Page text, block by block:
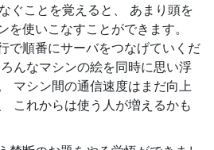
ぐことを覚えると、 あまり頭を
を使いこなすことができます。
で順番にサーバをつなげていくだ
んなマシンの絵を同時に思い浮
マシン間の通信速度はまだ向上
これからは使う人が増えるかも